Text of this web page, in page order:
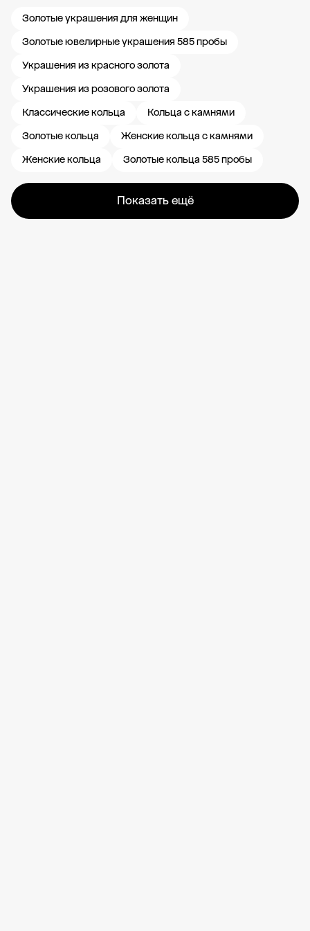
Золотые украшения для женщин
Золотые ювелирные украшения 585 пробы
Украшения из красного золота
Украшения из розового золота
Классические кольца
Кольца с камнями
Золотые кольца
Женские кольца с камнями
Женские кольца
Золотые кольца 585 пробы
Показать ещё